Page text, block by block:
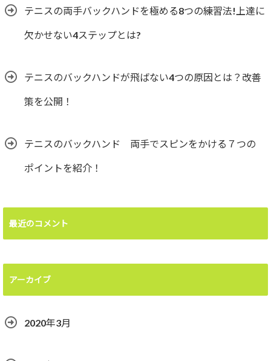
テニスの両手バックハンドを極める8つの練習法!上達に
欠かせない4ステップとは?
テニスのバックハンドが飛ばない4つの原因とは？改善
策を公開！
テニスのバックハンド 両手でスピンをかける７つの
ポイントを紹介！
最近のコメント
アーカイブ
2020年3月